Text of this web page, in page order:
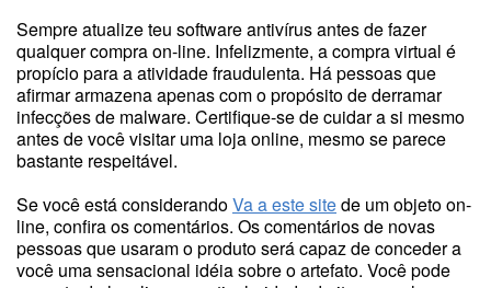
Sempre atualize teu software antivírus antes de fazer
qualquer compra on-line. Infelizmente, a compra virtual é
propício para a atividade fraudulenta. Há pessoas que
afirmar armazena apenas com o propósito de derramar
infecções de malware. Certifique-se de cuidar a si mesmo
antes de você visitar uma loja online, mesmo se parece
bastante respeitável.
Se você está considerandoVa a este sitede um objeto on-
line, confira os comentários. Os comentários de novas
pessoas que usaram o produto será capaz de conceder a
você uma sensacional idéia sobre o artefato. Você pode